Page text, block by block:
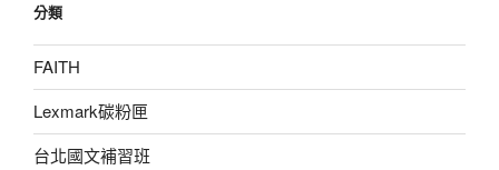
分類
FAITH
Lexmark碳粉匣
台北國文補習班